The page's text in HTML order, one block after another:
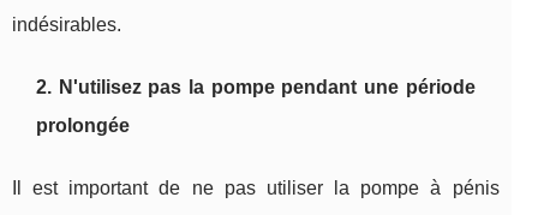
indésirables.
2. N'utilisez pas la pompe pendant une période
prolongée
Il est important de ne pas utiliser la pompe à pénis